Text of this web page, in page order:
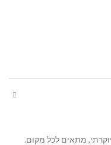
מתאים לכל מקום.